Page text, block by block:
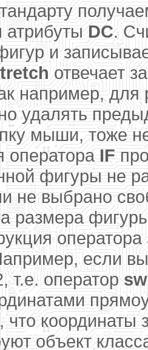
атрибутыDC.
и
отвечает
например,
удалять
мыши, тоже
оператораIF
фигуры не
не выбрано
размера
оператора
если
т.е. оператор
что
объект